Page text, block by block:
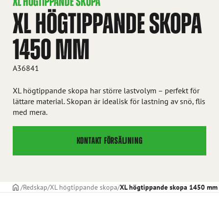
XL HÖGTIPPANDE SKOPA
1450 MM
A36841
XL högtippande skopa har större lastvolym – perfekt för
lättare material. Skopan är idealisk för lastning av snö, flis
med mera.
KONTAKT FÖRSÄLJNING
STARTSIDAN
Redskap XL högtippande skopa XL högtippande skopa 1450 mm